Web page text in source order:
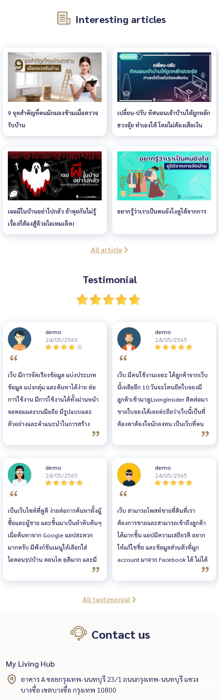
Interesting articles
9 จุดสำคัญที่คนมักมองข้ามเมื่อตรวจ
รับบ้าน
เปลี่ยน-ปรับ ทิศนอนเจ้าบ้านให้ถูกหลัก
ฮวงจุ้ย ทำเองได้ โดยไม่ต้องเสียเงิน
เจอผีในบ้านอย่าไปกลัว ถ้าคุยกันไม่รู้
เรื่องก็ต้องสู้ด้วยไอเทมเด็ด!
อยากรู้ว่าเราเป็นคนยังไงดูได้จากการ
All article
Testimonial
demo
24/05/2565
เว็บ มีการจัดเรียงข้อมูล แบ่งประเภท
ข้อมูล แบ่งกลุ่ม และค้นหาได้ง่าย ต่อ
การใช้งาน มีการใช้งานได้ทั้งผ่านหน้า
จอคอมและบนมือถือ มีรูปแบบและ
ตัวอย่างและคำแนะนำในการสร้าง
ประกาศขาย มีระบบหลังบ้านให้ผู้ขาย
ios สะดวกไม่ต้องเปิดคอม จะแก้ไข
จะติดตามประกาศ หาประกาศ ทำได้
สะดวกเหมือนทำผ่านคอม
demo
24/05/2565
เว็บ มีคนใช้งานเยอะ ได้ลูกค้าจากเว็บ
นี้เหลืออีก 10 วันจะโดนยึดใบจองมี
ลูกค้าเข้ามาดูLivingInsider ติดต่อมา
ขายใบจองได้เลยค่ะถือว่าเว็บนี้เป็นที่
ต้องตาต้องใจนักลงทุน เป็นเว็บที่คน
ติดตามมากที่สุดเลยค่ะ ส่วนแอป ช่วย
demo
24/05/2565
เป็นเว็บไซต์ที่ดูดี ง่ายต่อการค้นหาทั้งผู้
ซื้อและผู้ขาย และขึ้นมาเป็นลำดับต้นๆ
เมื่อค้นหาจาก Google แอปสะดวก
มากครับ มีฟังก์ชันเมนูให้เลือกใส่
ไอคอนรูปบ้าน คอนโด ดูดีมาก และมี
ข่าวสารต่างๆ เกี่ยวกับอสังหาริมทรัพย์
demo
24/05/2565
เว็บ สามารถโพสท์ขายที่ดินที่เรา
ต้องการขายและสามารถเข้าถึงลูกค้า
ได้มากขึ้น แอปมีความเสถียรดี อยาก
ให้แก้ไขชื่อ และข้อมูลส่วนตัวที่ผูก
account มาจาก Facebook ได้ ไม่ได้
All testimonial
Contact us
My Living Hub
อาคาร A ซอยกรุงเทพ-นนทบุรี 23/1 ถนนกรุงเทพ-นนทบุรี แขวง
บางซื่อ เขตบางซื่อ กรุงเทพ 10800